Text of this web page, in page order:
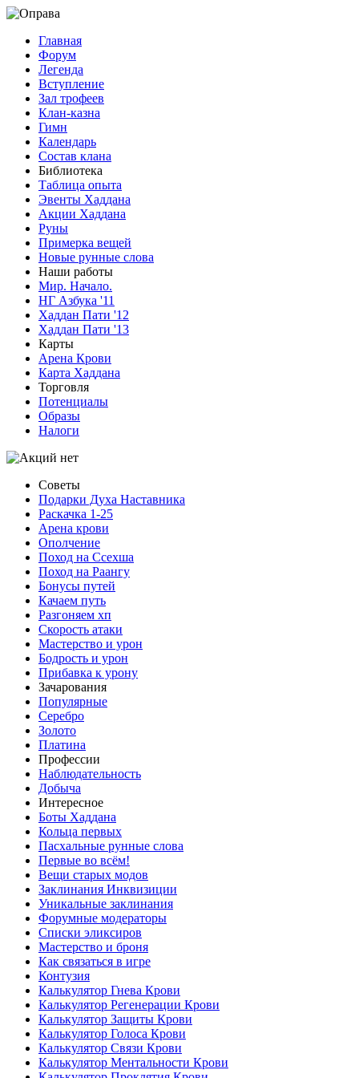
Главная
Форум
Легенда
Вступление
Зал трофеев
Клан-казна
Гимн
Календарь
Состав клана
Библиотека
Таблица опыта
Эвенты Хаддана
Акции Хаддана
Руны
Примерка вещей
Новые рунные слова
Наши работы
Мир. Начало.
НГ Азбука '11
Хаддан Пати '12
Хаддан Пати '13
Карты
Арена Крови
Карта Хаддана
Торговля
Потенциалы
Образы
Налоги
Советы
Подарки Духа Наставника
Раскачка 1-25
Арена крови
Ополчение
Поход на Ссехша
Поход на Раангу
Бонусы путей
Качаем путь
Разгоняем хп
Скорость атаки
Мастерство и урон
Бодрость и урон
Прибавка к урону
Зачарования
Популярные
Серебро
Золото
Платина
Профессии
Наблюдательность
Добыча
Интересное
Боты Хаддана
Кольца первых
Пасхальные рунные слова
Первые во всём!
Вещи старых модов
Заклинания Инквизиции
Уникальные заклинания
Форумные модераторы
Списки эликсиров
Мастерство и броня
Как связаться в игре
Контузия
Калькулятор Гнева Крови
Калькулятор Регенерации Крови
Калькулятор Защиты Крови
Калькулятор Голоса Крови
Калькулятор Связи Крови
Калькулятор Ментальности Крови